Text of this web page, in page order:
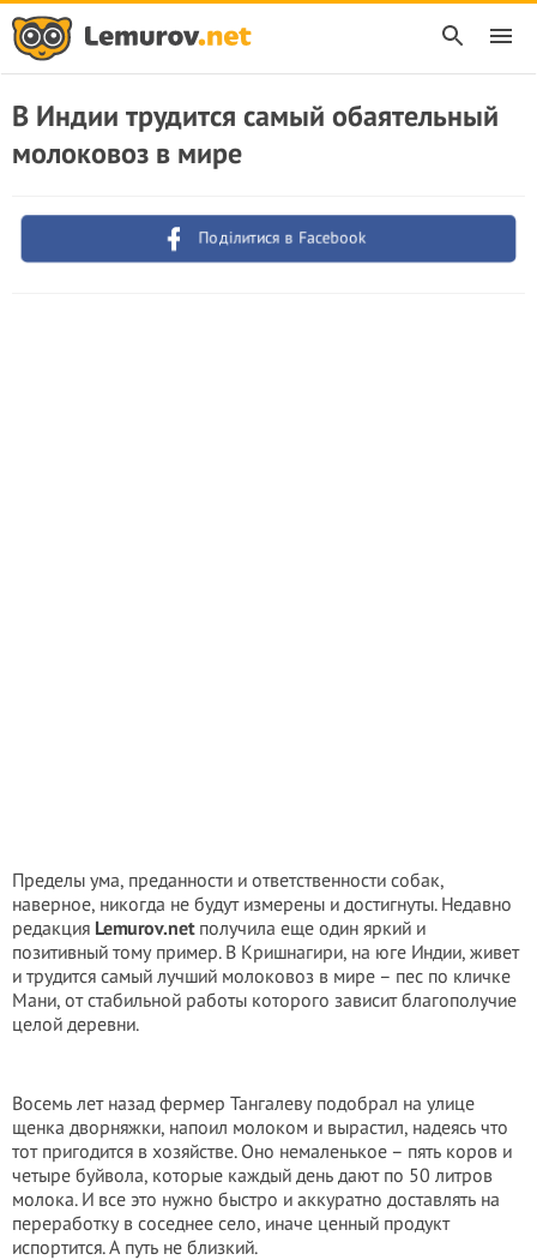
В Индии трудится самый обаятельный
молоковоз в мире
Поділитися в Facebook
Пределы ума, преданности и ответственности собак,
наверное, никогда не будут измерены и достигнуты. Недавно
редакция Lemurov.netполучила еще один яркий и
позитивный тому пример. В Кришнагири, на юге Индии, живет
и трудится самый лучший молоковоз в мире – пес по кличке
Мани, от стабильной работы которого зависит благополучие
целой деревни.
Восемь лет назад фермер Тангалеву подобрал на улице
щенка дворняжки, напоил молоком и вырастил, надеясь что
тот пригодится в хозяйстве. Оно немаленькое – пять коров и
четыре буйвола, которые каждый день дают по 50 литров
молока. И все это нужно быстро и аккуратно доставлять на
переработку в соседнее село, иначе ценный продукт
испортится. А путь не близкий.